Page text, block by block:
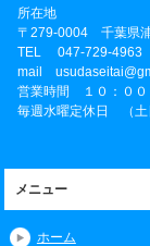
所在地
〒279-0004 千葉県
TEL047-729-4963
mail
営業時間 １０：００
毎週水曜定休日 （土
メニュー
ホーム